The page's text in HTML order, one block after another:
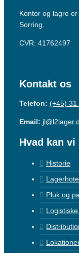
Kontor og lagre
Sorring.
CVR: 41762497
Kontakt os
Telefon: (+45) 31
Email:
Hvad kan
Historie
Pluk og